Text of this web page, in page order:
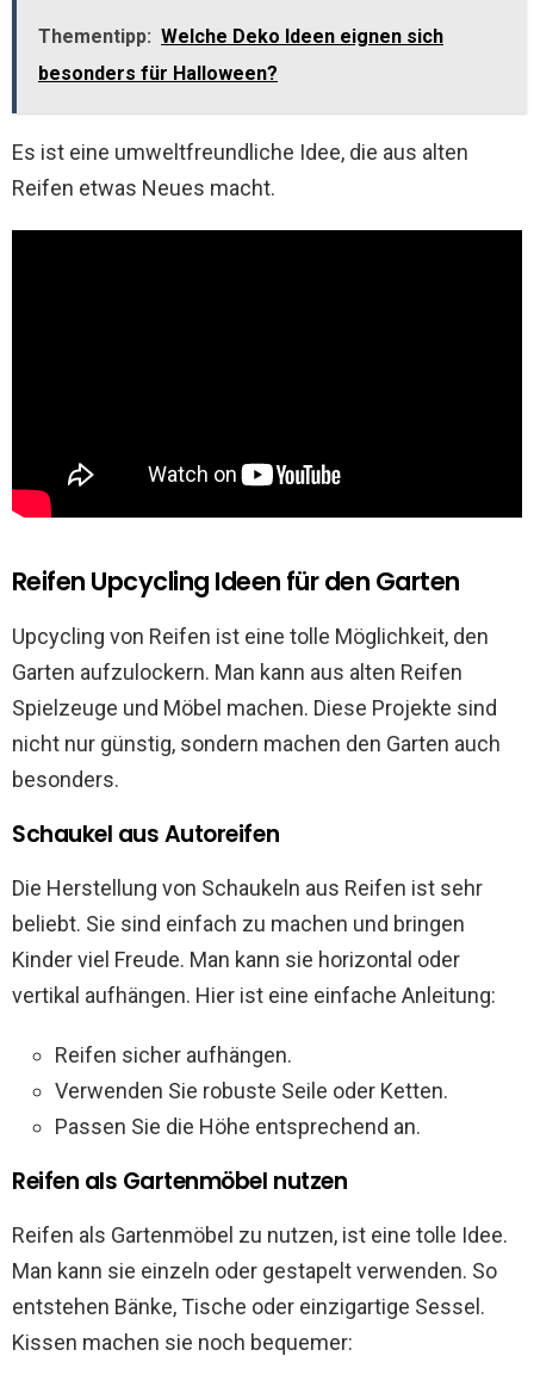
Thementipp: Welche Deko Ideen eignen sich
besonders für Halloween?
Es ist eine umweltfreundliche Idee, die aus alten
Reifen etwas Neues macht.
Reifen Upcycling Ideen für den Garten
Upcycling von Reifen ist eine tolle Möglichkeit, den
Garten aufzulockern. Man kann aus alten Reifen
Spielzeuge und Möbel machen. Diese Projekte sind
nicht nur günstig, sondern machen den Garten auch
besonders.
Schaukel aus Autoreifen
Die Herstellung von Schaukeln aus Reifen ist sehr
beliebt. Sie sind einfach zu machen und bringen
Kinder viel Freude. Man kann sie horizontal oder
vertikal aufhängen. Hier ist eine einfache Anleitung:
Reifen sicher aufhängen.
Verwenden Sie robuste Seile oder Ketten.
Passen Sie die Höhe entsprechend an.
Reifen als Gartenmöbel nutzen
Reifen als Gartenmöbel zu nutzen, ist eine tolle Idee.
Man kann sie einzeln oder gestapelt verwenden. So
entstehen Bänke, Tische oder einzigartige Sessel.
Kissen machen sie noch bequemer: